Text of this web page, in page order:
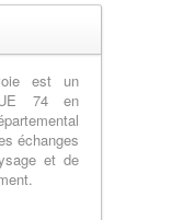
est un
74 en
échanges
et de